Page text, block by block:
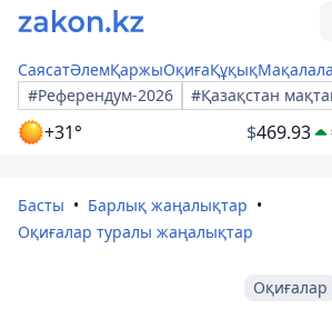
СаясатӘлемҚаржыОқиғаҚұқық
#Референдум-2026
#Қазақстан
+31° $469.93
Басты
Барлық жаңалықтар
Оқиғалар туралы жаңалықтар
Оқиғалар